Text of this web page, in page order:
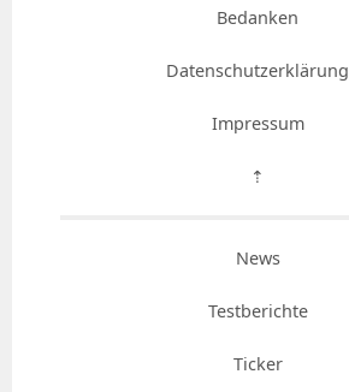
Bedanken
Datenschutzerklärung
Impressum
⇡
News
Testberichte
Ticker